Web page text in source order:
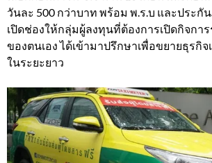
วันละ 500 กว่าบาท พร้อม พ.ร.บ และประกั
เปิดช่องให้กลุ่มผู้ลงทุนที่ต้องการเปิดกิจการ
ของตนเอง ได้เข้ามาปรึกษาเพื่อขยายธุรกิจ
ในระยะยาว